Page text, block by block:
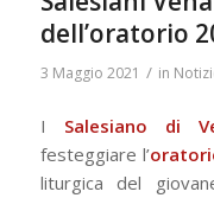
dell’oratorio
3 Maggio 2021 / in
I Salesiano di
festeggiare l’
liturgica del